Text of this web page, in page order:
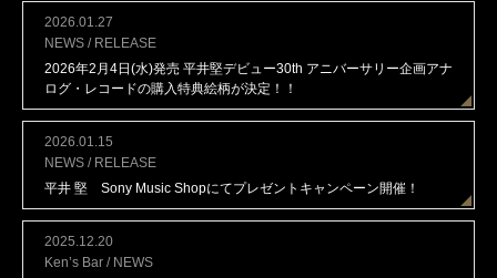
2026.01.27
NEWS / RELEASE
2026年2月4日(水)発売 平井堅デビュー30th アニバーサリー企画アナ
ログ・レコードの購入特典絵柄が決定！！
2026.01.15
NEWS / RELEASE
平井 堅 Sony Music Shopにてプレゼントキャンペーン開催！
2025.12.20
Ken’s Bar / NEWS